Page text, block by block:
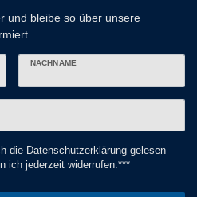
und bleibe so über unsere
NACHNAME
die Daten­schutz­erklärunggelesen
ich jederzeit widerrufen.***